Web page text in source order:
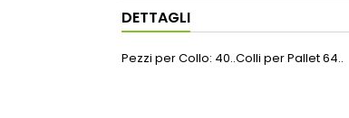
DETTAGLI
Pezzi per Collo: 40..Colli per Pallet 64..